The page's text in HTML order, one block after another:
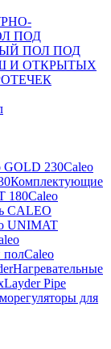
ПОД
ПОЛ ПОД
И ОТКРЫТЫХ
GOLD 230Caleo
Комплектующие
180Caleo
CALEO
UNIMAT
полCaleo
Нагревательные
Pipe
для